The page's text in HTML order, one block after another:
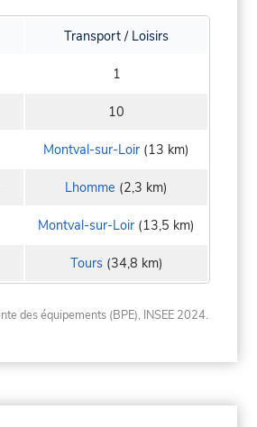
Transport / Loisirs
1
10
Montval-sur-Loir (13 km)
Lhomme (2,3 km)
Montval-sur-Loir (13,5 km)
Tours(34,8 km)
des équipements (BPE), INSEE 2024.